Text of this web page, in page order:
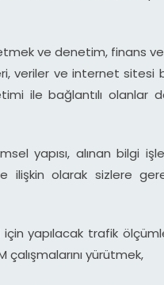
ve denetim, finans
ve internet sitesi
ile bağlantılı olanlar
yapısı, alınan bilgi
olarak sizlere
yapılacak trafik
yürütmek,